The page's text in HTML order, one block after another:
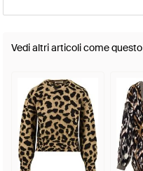
Vedi altri articoli come questo